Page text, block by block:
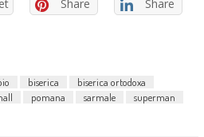
Share Share
biserica
biserica ortodoxa
pomana sarmale
superman